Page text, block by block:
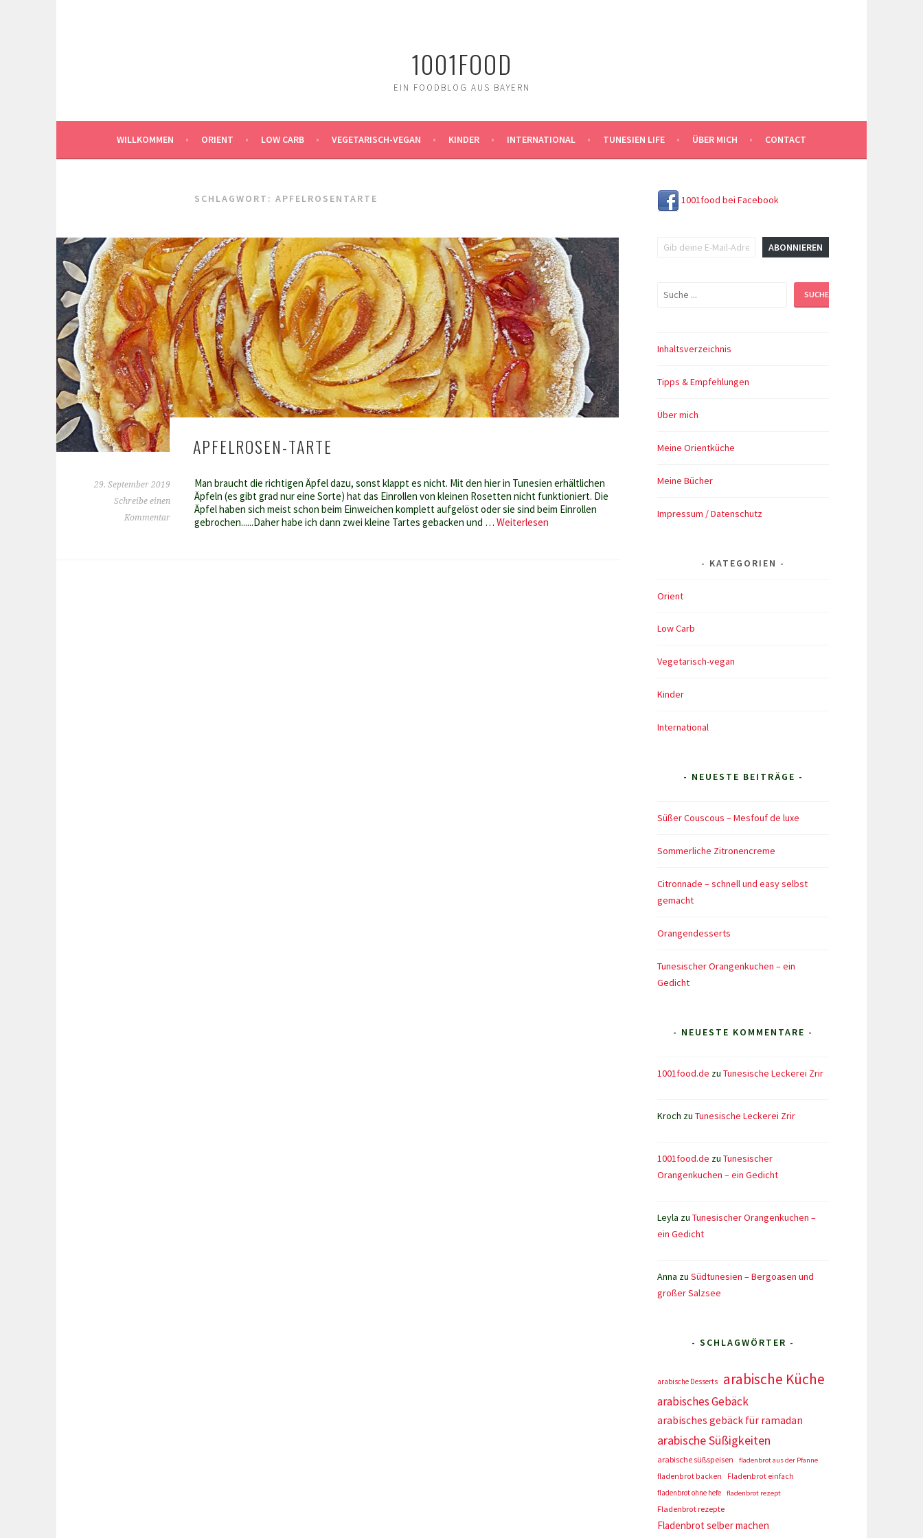
1001FOOD
EIN FOODBLOG AUS BAYERN
WILLKOMMEN ORIENT LOW CARB VEGETARISCH-VEGAN KINDER INTERNATIONAL TUNESIEN LIFE ÜBER MICH CONTACT
SCHLAGWORT: APFELROSENTARTE
APFELROSEN-TARTE
29. September 2019
Schreibe einen
Kommentar
Man braucht die richtigen Äpfel dazu, sonst klappt es nicht. Mit den hier in Tunesien erhältlichen
Äpfeln (es gibt grad nur eine Sorte) hat das Einrollen von kleinen Rosetten nicht funktioniert. Die
Äpfel haben sich meist schon beim Einweichen komplett aufgelöst oder sie sind beim Einrollen
gebrochen......Daher habe ich dann zwei kleine Tartes gebacken und … Weiterlesen
1001food bei Facebook
ABONNIEREN
Suchen SUCHEN
Inhaltsverzeichnis
Tipps & Empfehlungen
Über mich
Meine Orientküche
Meine Bücher
Impressum / Datenschutz
KATEGORIEN
Orient
Low Carb
Vegetarisch-vegan
Kinder
International
- NEUESTE BEITRÄGE -
Süßer Couscous – Mesfouf de luxe
Sommerliche Zitronencreme
Citronnade – schnell und easy selbst
gemacht
Orangendesserts
Tunesischer Orangenkuchen – ein
Gedicht
- NEUESTE KOMMENTARE -
1001food.de zu Tunesische Leckerei Zrir
Kroch zu Tunesische Leckerei Zrir
1001food.de zu Tunesischer
Orangenkuchen – ein Gedicht
Leyla zu Tunesischer Orangenkuchen –
ein Gedicht
Anna zu Südtunesien – Bergoasen und
großer Salzsee
- SCHLAGWÖRTER -
arabische Desserts arabische Küche
arabisches Gebäck
arabisches gebäck für ramadan
arabische Süßigkeiten
arabische süßspeisen fladenbrot aus der Pfanne
fladenbrot backen
Fladenbrot einfach
fladenbrot ohne hefe
fladenbrot rezept
Fladenbrot rezepte
Fladenbrot selber machen